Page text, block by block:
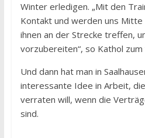
Winter erledigen. „Mit den
Kontakt und werden uns
ihnen an der Strecke treffen,
vorzubereiten“, so Kathol
Und dann hat man in
interessante Idee in Arbeit,
verraten will, wenn die
sind.